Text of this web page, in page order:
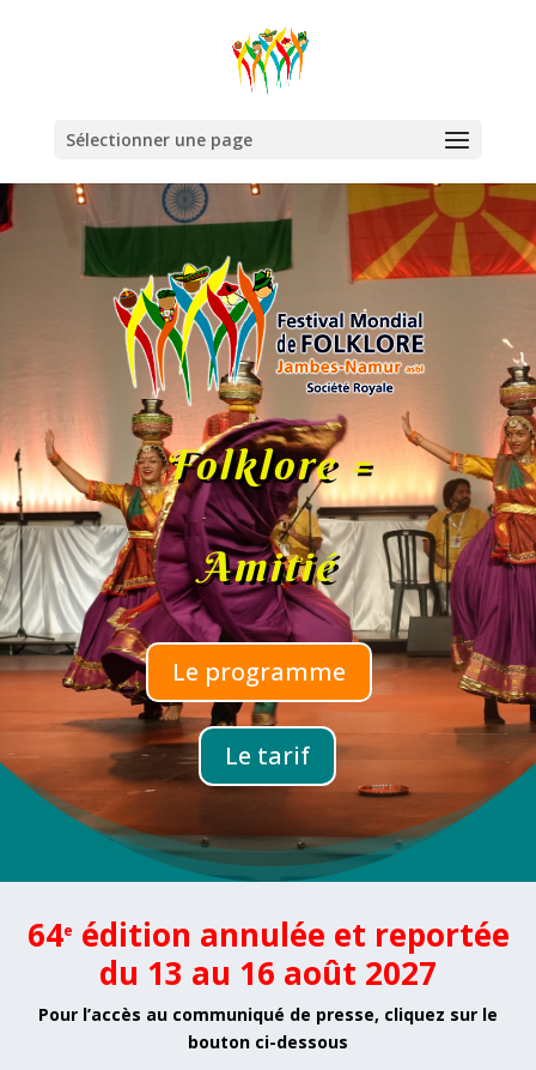
Sélectionner une page
Folklore =
Amitié
Le programme
Le tarif
64e édition annulée et reportée
du 13 au 16 août 2027
Pour l’accès au communiqué de presse, cliquez sur le
bouton ci-dessous